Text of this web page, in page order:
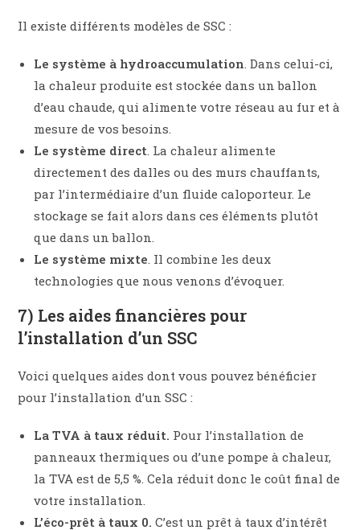
Il existe différents modèles de SSC :
Le système à hydroaccumulation. Dans celui-ci,
la chaleur produite est stockée dans un ballon
d’eau chaude, qui alimente votre réseau au fur et à
mesure de vos besoins.
Le système direct. La chaleur alimente
directement des dalles ou des murs chauffants,
par l’intermédiaire d’un fluide caloporteur. Le
stockage se fait alors dans ces éléments plutôt
que dans un ballon.
Le système mixte. Il combine les deux
technologies que nous venons d’évoquer.
7) Les aides financières pour
l’installation d’un SSC
Voici quelques aides dont vous pouvez bénéficier
pour l’installation d’un SSC :
La TVA à taux réduit. Pour l’installation de
panneaux thermiques ou d’une pompe à chaleur,
la TVA est de 5,5 %. Cela réduit donc le coût final de
votre installation.
L’éco-prêt à taux 0. C’est un prêt à taux d’intérêt